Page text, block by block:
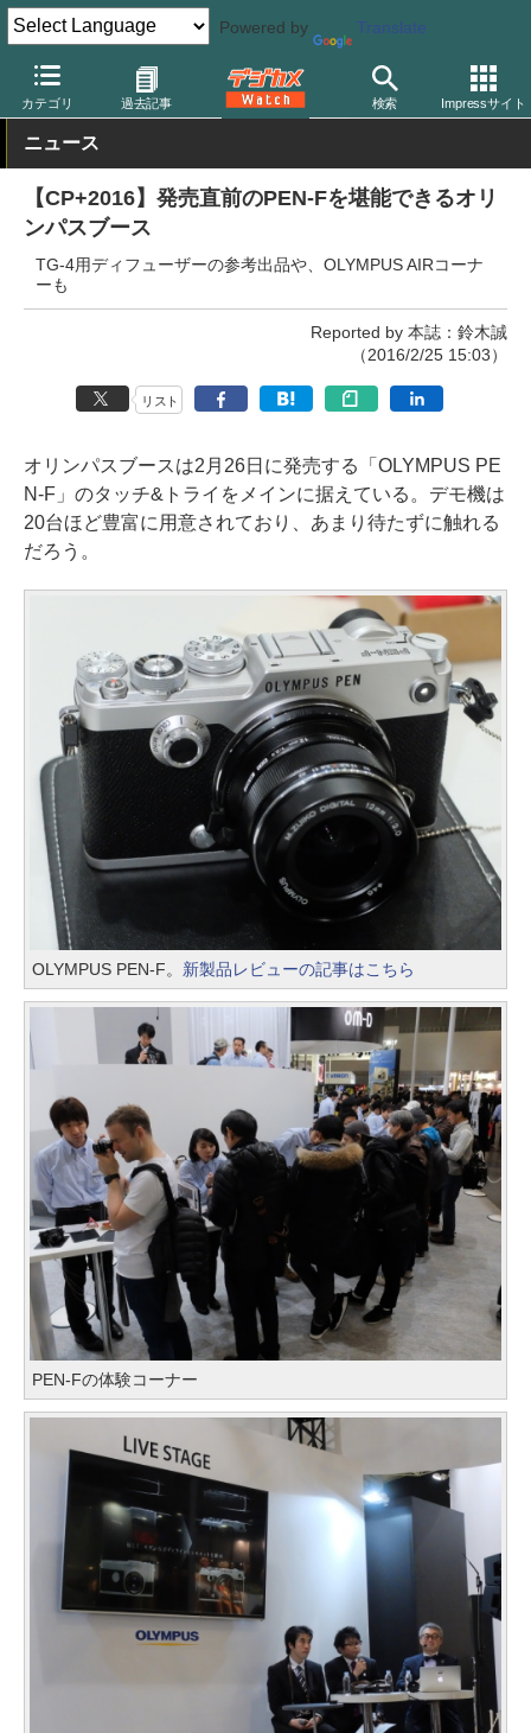
Powered by Translate
カテゴリ 過去記事 検索 Impressサイト
デジカメ Watch イベント CP+ 2016
ニュース
【CP+2016】発売直前のPEN-Fを堪能できるオリ
ンパスブース
TG-4用ディフューザーの参考出品や、OLYMPUS AIRコーナ
ーも
Reported by 本誌：鈴木誠
（2016/2/25 15:03）
リスト
オリンパスブースは2月26日に発売する「OLYMPUS PE
N-F」のタッチ&トライをメインに据えている。デモ機は
20台ほど豊富に用意されており、あまり待たずに触れる
だろう。
OLYMPUS PEN-F。 新製品レビューの記事はこちら
PEN-Fの体験コーナー